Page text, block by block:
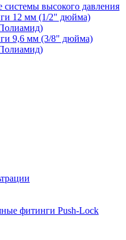
высокого давления
12 мм (1/2" дюйма)
9,6 мм (3/8" дюйма)
фитинги Push-Lock